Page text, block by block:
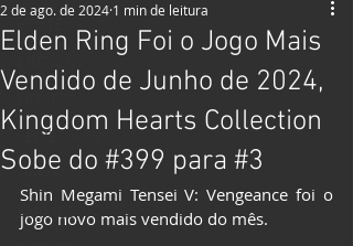
HOME
SÉRIES e TV
GAMES
ANIMES
Elden Ring Foi o Jogo Mais
Vendido de Junho de 2024,
Kingdom Hearts Collection
Sobe do #399 para #3
2 de ago. de 2024 1 min de leitura
Shin Megami Tensei V: Vengeance foi o
jogo novo mais vendido do mês.